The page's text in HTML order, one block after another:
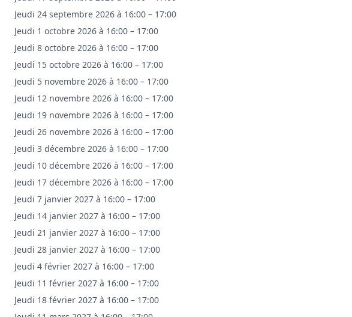
Jeudi 24 septembre 2026 à 16:00 – 17:00
Jeudi 1 octobre 2026 à 16:00 – 17:00
Jeudi 8 octobre 2026 à 16:00 – 17:00
Jeudi 15 octobre 2026 à 16:00 – 17:00
Jeudi 5 novembre 2026 à 16:00 – 17:00
Jeudi 12 novembre 2026 à 16:00 – 17:00
Jeudi 19 novembre 2026 à 16:00 – 17:00
Jeudi 26 novembre 2026 à 16:00 – 17:00
Jeudi 3 décembre 2026 à 16:00 – 17:00
Jeudi 10 décembre 2026 à 16:00 – 17:00
Jeudi 17 décembre 2026 à 16:00 – 17:00
Jeudi 7 janvier 2027 à 16:00 – 17:00
Jeudi 14 janvier 2027 à 16:00 – 17:00
Jeudi 21 janvier 2027 à 16:00 – 17:00
Jeudi 28 janvier 2027 à 16:00 – 17:00
Jeudi 4 février 2027 à 16:00 – 17:00
Jeudi 11 février 2027 à 16:00 – 17:00
Jeudi 18 février 2027 à 16:00 – 17:00